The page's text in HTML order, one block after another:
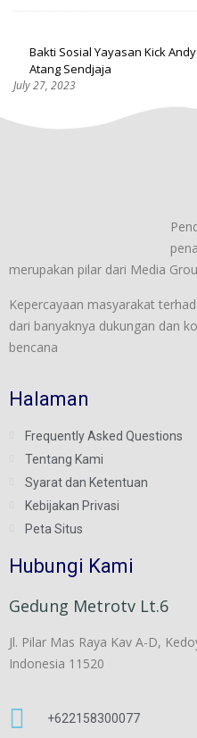
Bakti Sosial Yayasan Kick
Atang Sendjaja
July 27, 2023
merupakan pilar dari Media
Kepercayaan masyarakat
dari banyaknya dukungan dan
bencana
Halaman
Frequently Asked Questions
Tentang Kami
Syarat dan Ketentuan
Kebijakan Privasi
Peta Situs
Hubungi Kami
Gedung Metrotv Lt.6
Jl. Pilar Mas Raya Kav A-D,
Indonesia 11520
+622158300077